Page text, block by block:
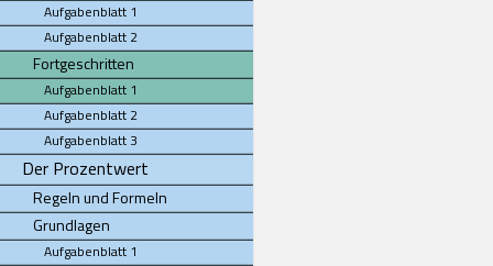
Aufgabenblatt 1
Aufgabenblatt 2
Fortgeschritten
Aufgabenblatt 1
Aufgabenblatt 2
Aufgabenblatt 3
Der Prozentwert
Regeln und Formeln
Grundlagen
Aufgabenblatt 1